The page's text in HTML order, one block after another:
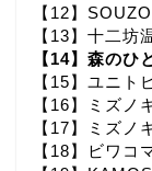
【12】
【13】十二坊
【14】森のひ
【15】ユニト
【16】ミズノ
【17】ミズノ
【18】ビワコ